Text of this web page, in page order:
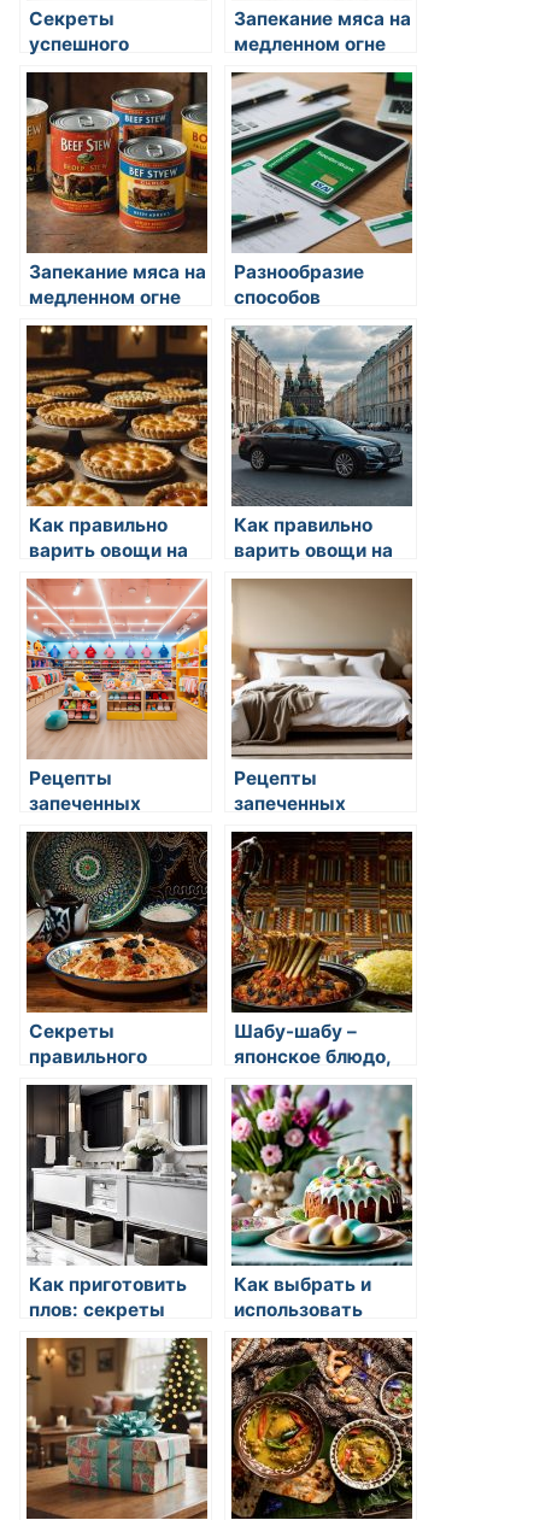
Секреты
успешного
запекания овощей
Запекание мяса на
медленном огне
Запекание мяса на
медленном огне
Разнообразие
способов
запекания рыбы
Как правильно
варить овощи на
пару
Как правильно
варить овощи на
пару
Рецепты
запеченных
овощей с сыром
Рецепты
запеченных
овощей с сыром
Секреты
правильного
заваривания чая
Шабу-шабу –
японское блюдо,
состоящее из
кусочков мяса и
овощей, которые
кипятятся в
горячем фондю
Как приготовить
плов: секреты
Как выбрать и
использовать
овощи в кулинарии